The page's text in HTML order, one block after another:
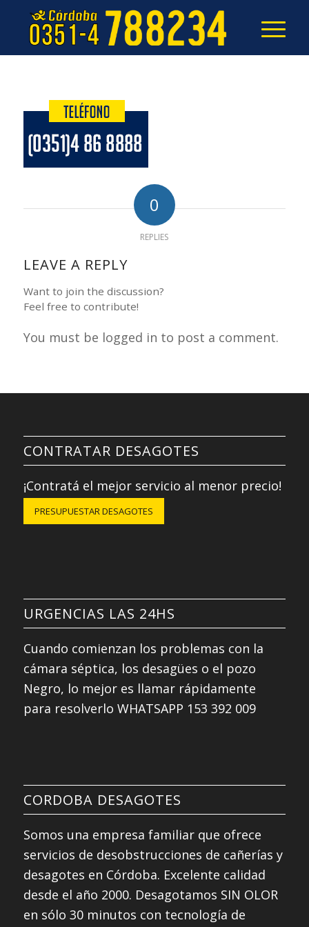
0
REPLIES
LEAVE A REPLY
Want to join the discussion?
Feel free to contribute!
You must be logged in to post a comment.
CONTRATAR DESAGOTES
¡Contratá el mejor servicio al menor precio!
PRESUPUESTAR DESAGOTES
URGENCIAS LAS 24HS
Cuando comienzan los problemas con la
cámara séptica, los desagües o el pozo
Negro, lo mejor es llamar rápidamente
para resolverlo WHATSAPP 153 392 009
CORDOBA DESAGOTES
Somos una empresa familiar que ofrece
servicios de desobstrucciones de cañerías y
desagotes en Córdoba. Excelente calidad
desde el año 2000. Desagotamos SIN OLOR
en sólo 30 minutos con tecnología de